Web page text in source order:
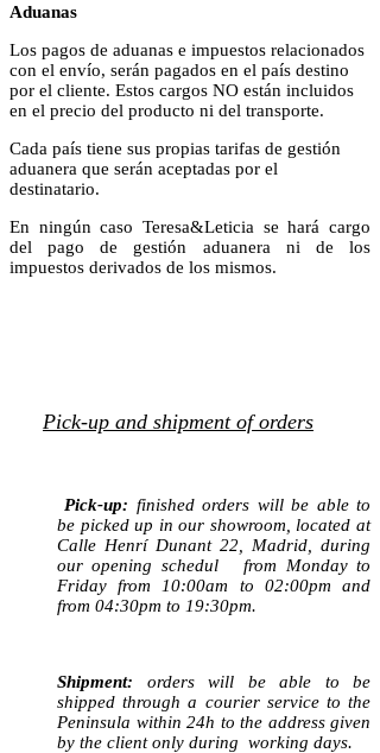
Aduanas
Los pagos de aduanas e impuestos relacionados
con el envío, serán pagados en el país destino
por el cliente. Estos cargos NO están incluidos
en el precio del producto ni del transporte.
Cada país tiene sus propias tarifas de gestión
aduanera que serán aceptadas por el
destinatario.
En ningún caso Teresa&Leticia se hará cargo
del pago de gestión aduanera ni de los
impuestos derivados de los mismos.
Pick-up and shipment of orders
Pick-up: finished orders will be able to
be picked up in our showroom, located at
Calle Henrí Dunant 22, Madrid, during
our opening schedul from Monday to
Friday from 10:00am to 02:00pm and
from 04:30pm to 19:30pm.
Shipment: orders will be able to be
shipped through a courier service to the
Peninsula within 24h to the address given
by the client only during working days.